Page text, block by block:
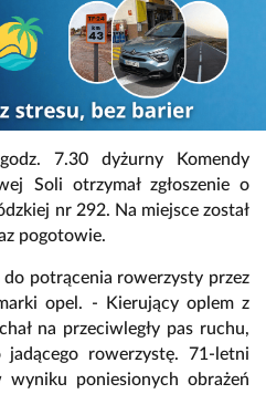
7.30 dyżurny Komendy
Soli otrzymał zgłoszenie o
nr 292. Na miejsce został
pogotowie.
do potrącenia rowerzysty przez
opel. - Kierujący oplem z
na przeciwległy pas ruchu,
jadącego rowerzystę. 71-letni
poniesionych obrażeń